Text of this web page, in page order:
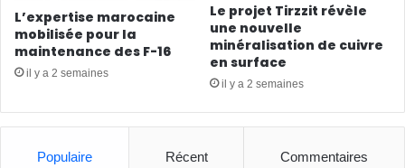
L’expertise marocaine
mobilisée pour la
maintenance des F-16
il y a 2 semaines
Le projet Tirzzit révèle
une nouvelle
minéralisation de cuivre
en surface
il y a 2 semaines
Populaire Récent Commentaires